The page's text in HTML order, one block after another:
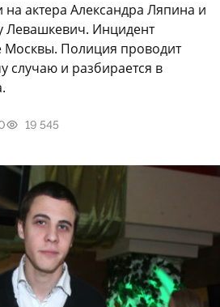
актера Александра Ляпина и
Левашкевич. Инцидент
Москвы. Полиция проводит
случаю и разбирается в
19 545